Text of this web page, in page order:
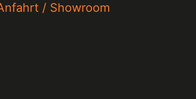
/ Showroom